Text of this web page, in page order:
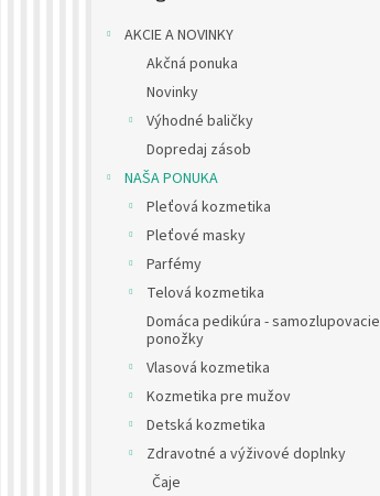
AKCIE A NOVINKY
Akčná ponuka
Novinky
Výhodné baličky
Dopredaj zásob
NAŠA PONUKA
Pleťová kozmetika
Pleťové masky
Parfémy
Telová kozmetika
Domáca pedikúra - samozlupovacie
ponožky
Vlasová kozmetika
Kozmetika pre mužov
Detská kozmetika
Zdravotné a výživové doplnky
Čaje